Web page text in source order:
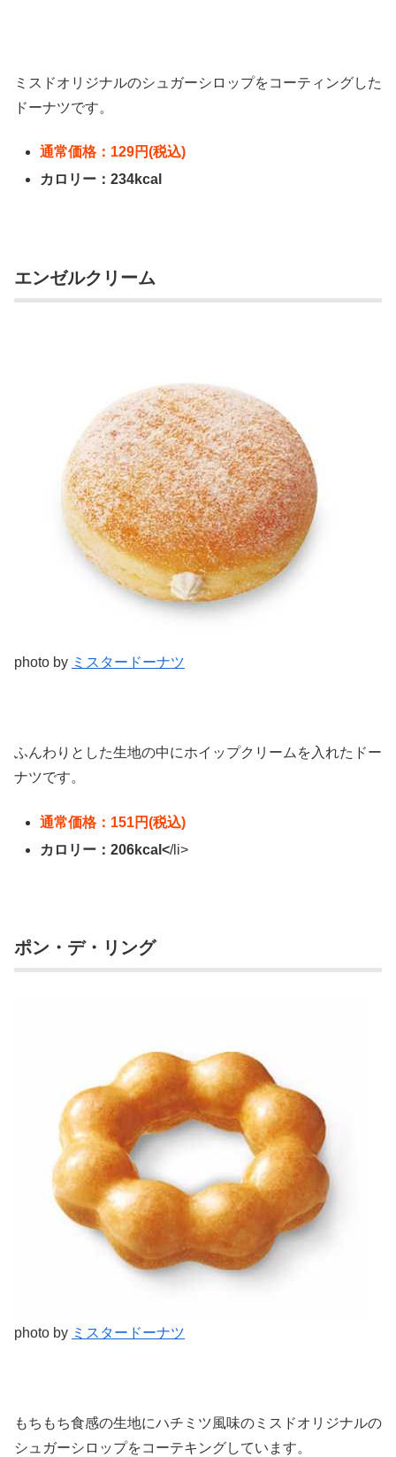
ミスドオリジナルのシュガーシロップをコーティングした
ドーナツです。
通常価格：129円(税込)
カロリー：234kcal
エンゼルクリーム
photo by ミスタードーナツ
ふんわりとした生地の中にホイップクリームを入れたドー
ナツです。
通常価格：151円(税込)
カロリー：206kcal</li>
ポン・デ・リング
photo by ミスタードーナツ
もちもち食感の生地にハチミツ風味のミスドオリジナルの
シュガーシロップをコーテキングしています。